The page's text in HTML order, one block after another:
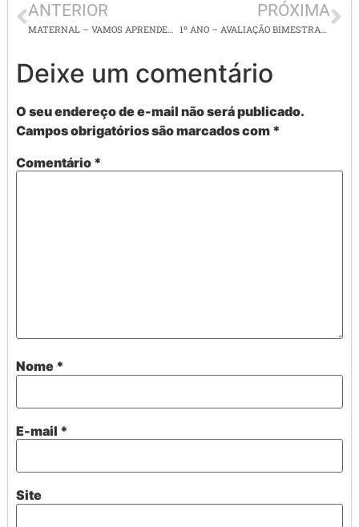
ANTERIOR
MATERNAL – VAMOS APRENDER USAR A TESOURA. (EI02TS02) (EI02CO05)
PRÓXIMA
1º ANO – AVALIAÇÃO BIMESTRAL DE MATEMATICA – 2º BIMESTRE –
Deixe um comentário
O seu endereço de e-mail não será publicado.
Campos obrigatórios são marcados com *
Comentário *
Nome *
E-mail *
Site